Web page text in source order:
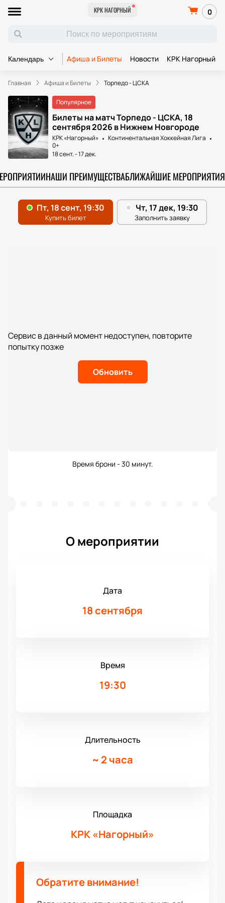
КРК НАГОРНЫЙ 0
Календарь Афиша и Билеты Новости КРК Нагорный
Главная Афиша и Билеты Торпедо - ЦСКА
Популярное
Билеты на матч Торпедо - ЦСКА, 18
сентября 2026 в Нижнем Новгороде
КРК «Нагорный»
Континентальная Хоккейная Лига
0+
18 сент.-17 дек.
НАШИ ПРЕИМУЩЕСТВАБЛИЖАЙШИЕ МЕРОПРИЯТИЯ
Сервис в данный момент недоступен, повторите
попытку позже
Обновить
Время брони - 30 минут.
О мероприятии
Дата
18 сентября
Время
19:30
Длительность
~ 2 часа
Площадка
КРК «Нагорный»
Обратите внимание!